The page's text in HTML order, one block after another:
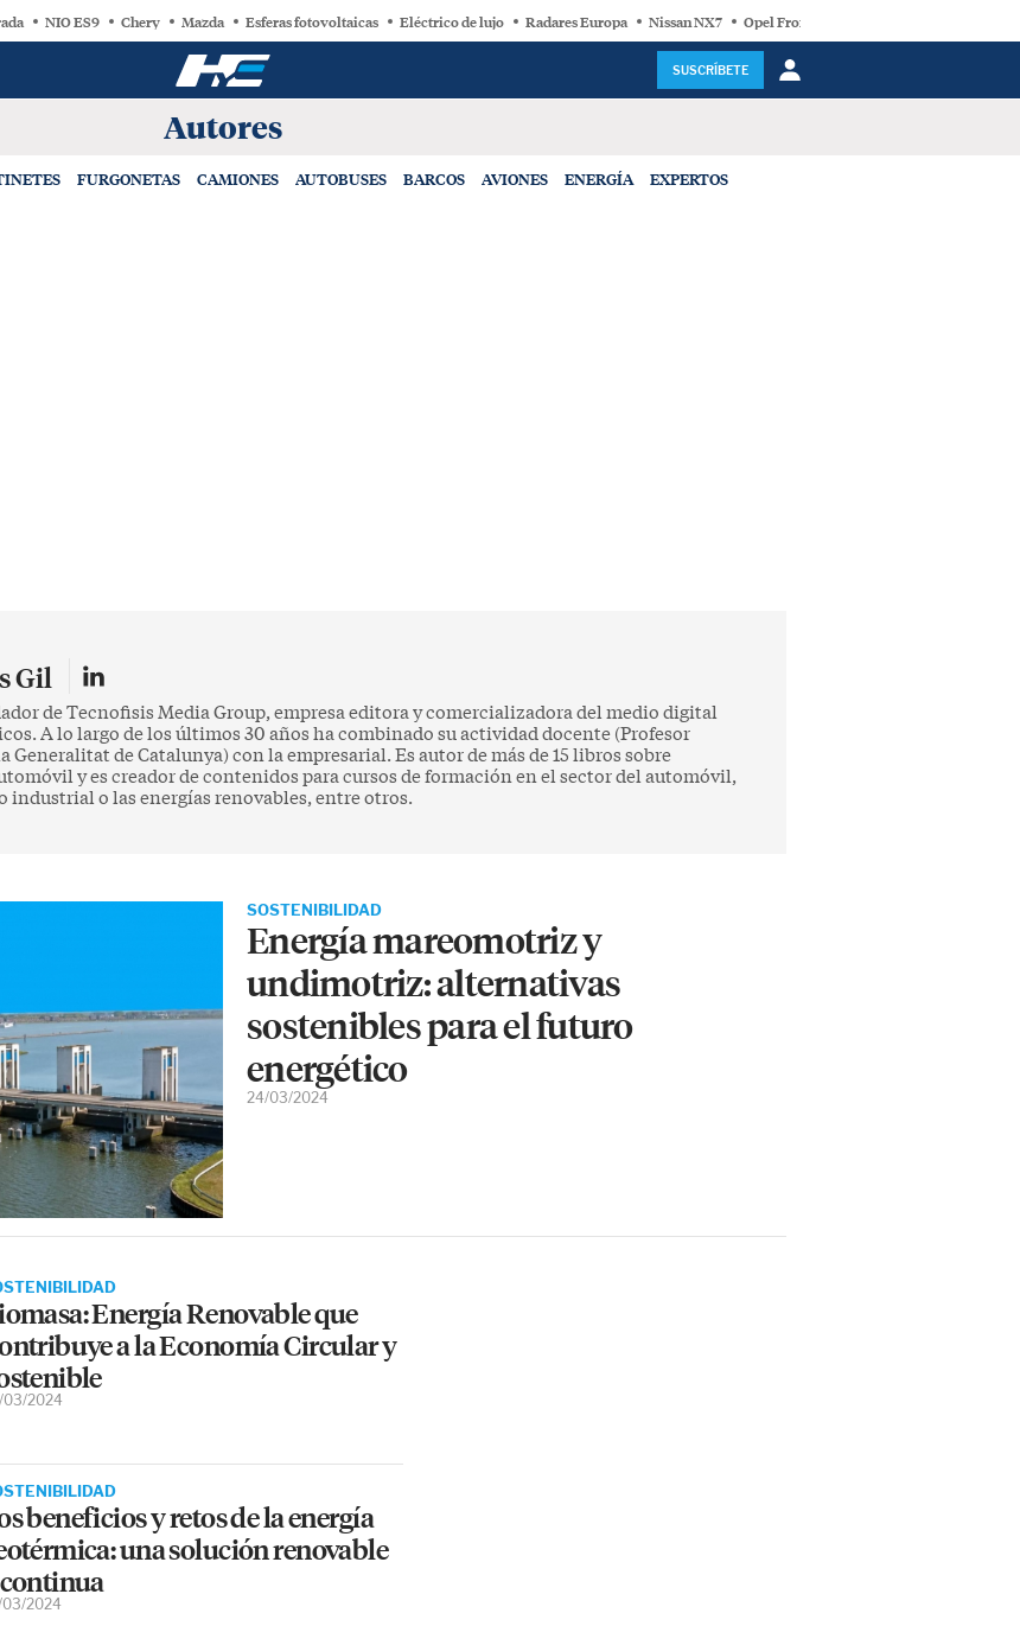
NIO ES9 Chery Mazda Esferas fotovoltaicas Eléctrico de lujo Radares Europa Nissan NX7 Opel Frontera Electric
SUSCRÍBETE
Autores
FURGONETAS CAMIONES AUTOBUSES BARCOS AVIONES ENERGÍA EXPERTOS
Gil
de Tecnofisis Media Group, empresa editora y comercializadora del medio digital
A lo largo de los últimos 30 años ha combinado su actividad docente (Profesor
Generalitat de Catalunya) con la empresarial. Es autor de más de 15 libros sobre
y es creador de contenidos para cursos de formación en el sector del automóvil,
o las energías renovables, entre otros.
SOSTENIBILIDAD
Energía mareomotriz y
undimotriz: alternativas
sostenibles para el futuro
energético
24/03/2024
Energía Renovable que
a la Economía Circular y
03/2024
beneficios y retos de la energía
una solución renovable
03/2024